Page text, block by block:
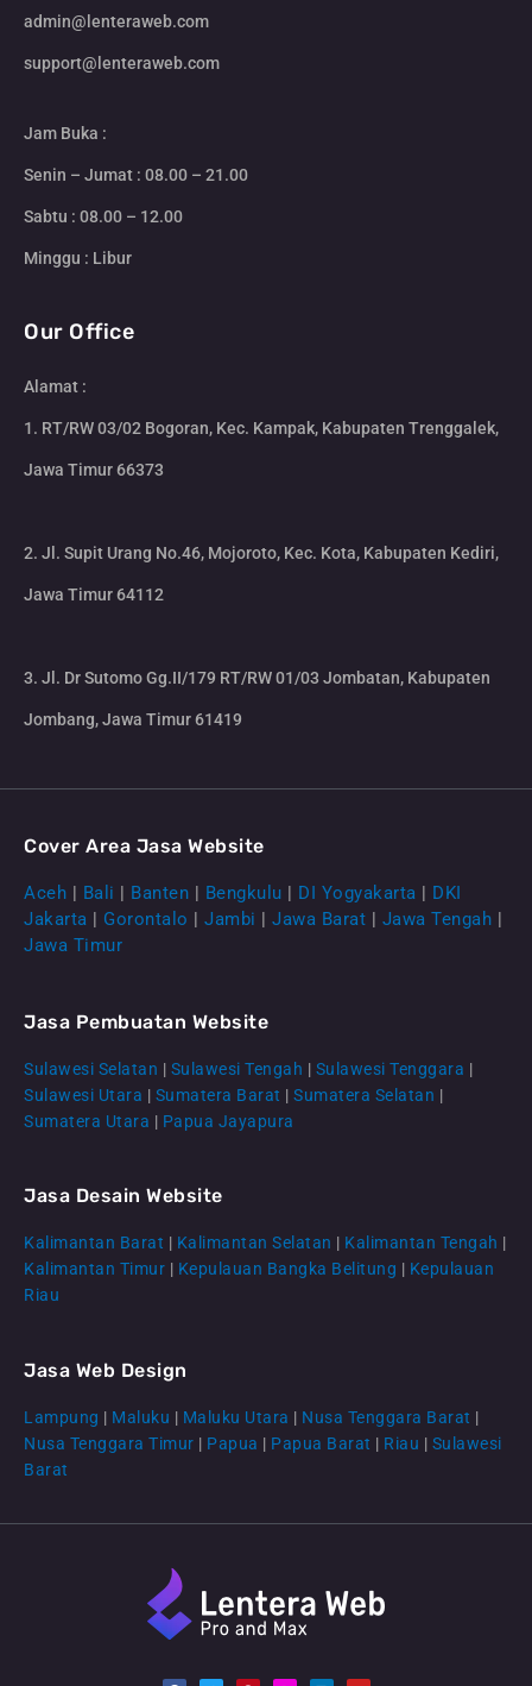
CS Lenteraweb
admin@lenteraweb.com
support@lenteraweb.com
Jam Buka :
Senin – Jumat : 08.00 – 21.00
Sabtu : 08.00 – 12.00
Minggu : Libur
Our Office
Alamat :
1. RT/RW 03/02 Bogoran, Kec. Kampak, Kabupaten Trenggalek,
Jawa Timur 66373
2. Jl. Supit Urang No.46, Mojoroto, Kec. Kota, Kabupaten Kediri,
Jawa Timur 64112
3. Jl. Dr Sutomo Gg.II/179 RT/RW 01/03 Jombatan, Kabupaten
Jombang, Jawa Timur 61419
Cover Area Jasa Website
Aceh | Bali | Banten | Bengkulu | DI Yogyakarta | DKI
Jakarta | Gorontalo | Jambi | Jawa Barat | Jawa Tengah |
Jawa Timur
Jasa Pembuatan Website
Sulawesi Selatan | Sulawesi Tengah | Sulawesi Tenggara |
Sulawesi Utara | Sumatera Barat | Sumatera Selatan |
Sumatera Utara | Papua Jayapura
Jasa Desain Website
Kalimantan Barat | Kalimantan Selatan | Kalimantan Tengah |
Kalimantan Timur | Kepulauan Bangka Belitung | Kepulauan
Riau
Jasa Web Design
Lampung | Maluku | Maluku Utara | Nusa Tenggara Barat |
Nusa Tenggara Timur | Papua | Papua Barat | Riau | Sulawesi
Barat
F
T
P
I
L
Y